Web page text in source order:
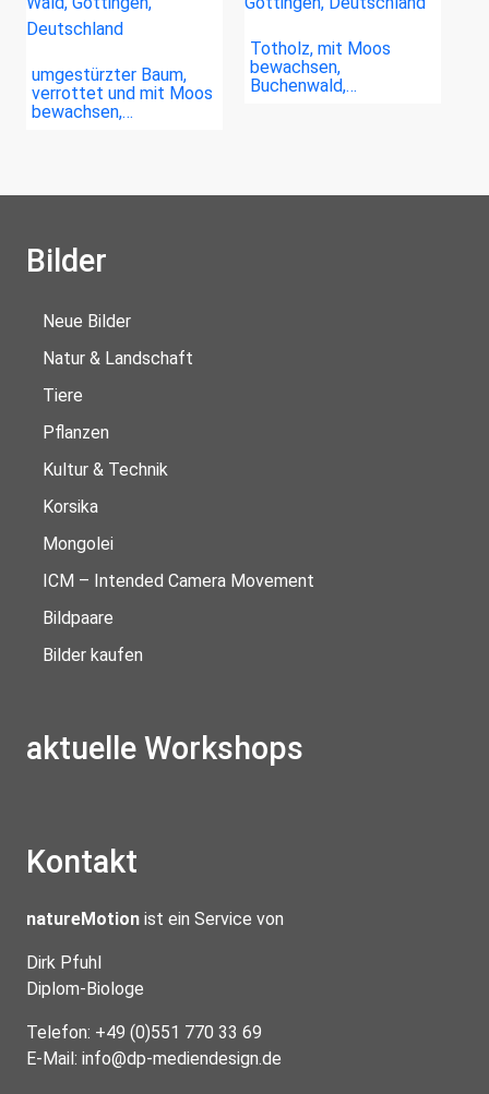
umgestürzter Baum,
verrottet und mit Moos
bewachsen,…
Totholz, mit Moos
bewachsen,
Buchenwald,…
Bilder
Neue Bilder
Natur & Landschaft
Tiere
Pflanzen
Kultur & Technik
Korsika
Mongolei
ICM – Intended Camera Movement
Bildpaare
Bilder kaufen
aktuelle Workshops
Kontakt
natureMotion ist ein Service von
Dirk Pfuhl
Diplom-Biologe
Telefon: +49 (0)551 770 33 69
E-Mail: info@dp-mediendesign.de